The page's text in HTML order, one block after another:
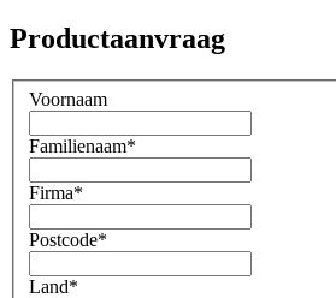
Productaanvraag
Voornaam
Familienaam*
Firma*
Postcode*
Land*